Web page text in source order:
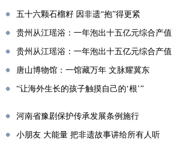
五十六颗石榴籽 因非遗“抱”得更紧
贵州从江瑶浴：一年泡出十五亿元综合产值
贵州从江瑶浴：一年泡出十五亿元综合产值
唐山博物馆：一馆藏万年 文脉耀冀东
“让海外生长的孩子触摸自己的‘根’”
河南省豫剧保护传承发展条例施行
小朋友 大能量 把非遗故事讲给所有人听